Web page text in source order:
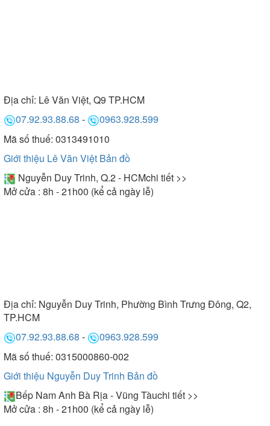
Địa chỉ: Lê Văn Việt, Q9 TP.HCM
07.92.93.88.68 -
0963.928.599
Mã số thuế: 0313491010
Giới thiệu Lê Văn Việt Bản đồ
Nguyễn Duy Trinh, Q.2 - HCMchi tiết >>
Mở cửa : 8h - 21h00 (kể cả ngày lễ)
Địa chỉ: Nguyễn Duy Trinh, Phường Bình Trưng Đông, Q2,
TP.HCM
07.92.93.88.68 -
0963.928.599
Mã số thuế: 0315000860-002
Giới thiệu Nguyễn Duy Trinh Bản đồ
Bếp Nam Anh Bà Rịa - Vũng Tàuchi tiết >>
Mở cửa : 8h - 21h00 (kể cả ngày lễ)